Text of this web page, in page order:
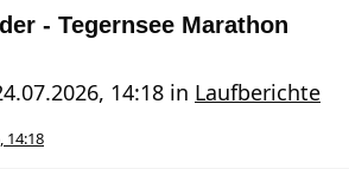
- Tegernsee Marathon
14:18 in Laufberichte
14:18